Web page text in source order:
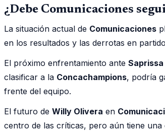
¿Debe Comunicaciones
La situación actual de Comunicaciones
en los resultados y las derrotas en
El próximo enfrentamiento ante Saprissa
clasificar a la Concachampions, podría
frente del equipo.
El futuro de Willy Olivera en
centro de las críticas, pero aún tiene